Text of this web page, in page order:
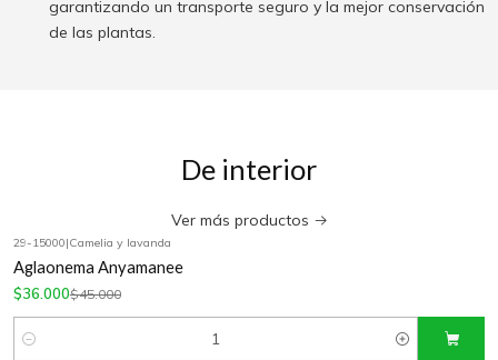
garantizando un transporte seguro y la mejor conservación
de las plantas.
De interior
Ver más productos
29-15000|Camelia y lavanda
Aglaonema Anyamanee
$36.000$45.000
Cantidad